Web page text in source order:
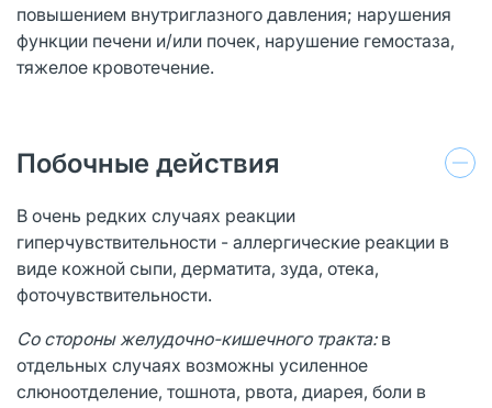
повышением внутриглазного давления; нарушения
функции печени и/или почек, нарушение гемостаза,
тяжелое кровотечение.
Побочные действия
В очень редких случаях реакции
гиперчувствительности - аллергические реакции в
виде кожной сыпи, дерматита, зуда, отека,
фоточувствительности.
Со стороны желудочно-кишечного тракта: в
отдельных случаях возможны усиленное
слюноотделение, тошнота, рвота, диарея, боли в